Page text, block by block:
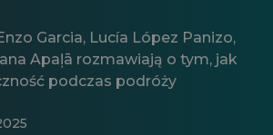
Garcia, Lucía López Panizo,
Apaļā rozmawiają o tym, jak
podczas podróży